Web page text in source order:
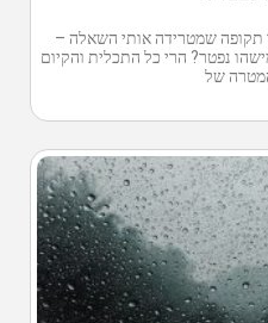
תקופה שמטרידה אותי השאלה –
נפטר? הרי כל התכלית והקיום
של